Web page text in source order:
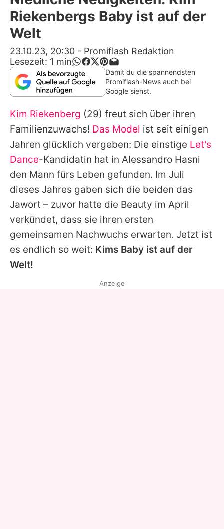
Alle Themen auf Promiflash
App runterladen
Team
Redaktionelle Richtlinien
Impressum
Datenschutzerklärung
Nutzungsbedingungen
Utiq verwalten
Riekenbergs Baby ist auf der
Welt
23.10.23, 20:30 - Promiflash Redaktion
Lesezeit: 1 min
Damit du die spannendsten
Promiflash-News auch bei
Google siehst.
Kim Riekenberg (29) freut sich über ihren
Familienzuwachs! Das Model ist seit einigen
Jahren glücklich vergeben: Die einstige Let's
Dance-Kandidatin hat in Alessandro Hasni
den Mann fürs Leben gefunden. Im Juli
dieses Jahres gaben sich die beiden das
Jawort – zuvor hatte die Beauty im April
verkündet, dass sie ihren ersten
gemeinsamen Nachwuchs erwarten. Jetzt ist
es endlich so weit: Kims Baby ist auf der
Welt!
Anzeige